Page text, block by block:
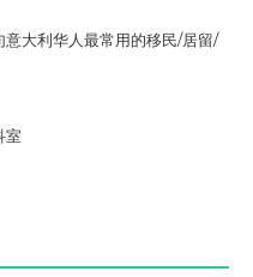
意大利华人最常用的移民/居留/
室